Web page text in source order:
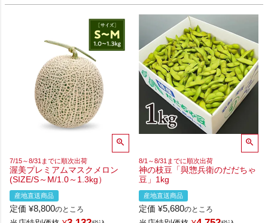
7/15～8/31までに順次出荷
渥美プレミアムマスクメロン
(SIZE/S～M/1.0～1.3kg）
産地直送商品
定価 ¥8,800のところ
8/1～8/31までに順次出荷
神の枝豆「與惣兵衛のだだちゃ
豆」1kg
産地直送商品
定価 ¥5,680のところ